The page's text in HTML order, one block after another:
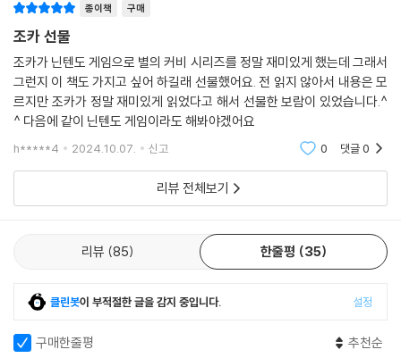
종이책 구매
조카 선물
조카가 닌텐도 게임으로 별의 커비 시리즈를 정말 재미있게 했는데 그래서
그런지 이 책도 가지고 싶어 하길래 선물했어요. 전 읽지 않아서 내용은 모
르지만 조카가 정말 재미있게 읽었다고 해서 선물한 보람이 있었습니다.^
^ 다음에 같이 닌텐도 게임이라도 해봐야겠어요
h*****4 2024.10.07. 신고 0 댓글0
리뷰 전체보기
리뷰 85 한줄평 35
클린봇이 부적절한 글을 감지 중입니다. 설정
구매한줄평 추천순